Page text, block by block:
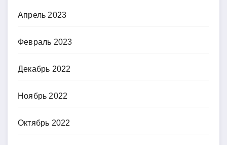
Апрель 2023
Февраль 2023
Декабрь 2022
Ноябрь 2022
Октябрь 2022